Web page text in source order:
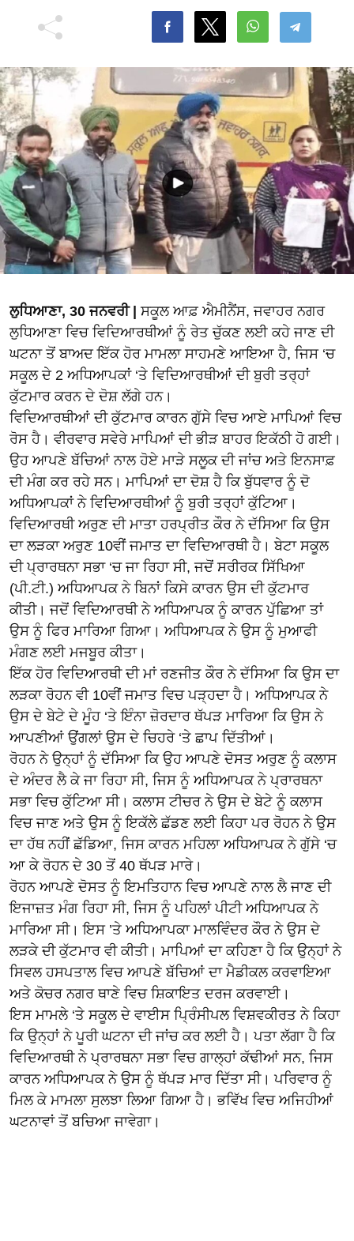
ਲੁਧਿਆਣਾ, 30 ਜਨਵਰੀ | ਸਕੂਲ ਆਫ਼ ਐਮੀਨੈਂਸ, ਜਵਾਹਰ ਨਗਰ
ਲੁਧਿਆਣਾ ਵਿਚ ਵਿਦਿਆਰਥੀਆਂ ਨੂੰ ਰੇਤ ਚੁੱਕਣ ਲਈ ਕਹੇ ਜਾਣ ਦੀ
ਘਟਨਾ ਤੋਂ ਬਾਅਦ ਇੱਕ ਹੋਰ ਮਾਮਲਾ ਸਾਹਮਣੇ ਆਇਆ ਹੈ, ਜਿਸ ‘ਚ
ਸਕੂਲ ਦੇ 2 ਅਧਿਆਪਕਾਂ ‘ਤੇ ਵਿਦਿਆਰਥੀਆਂ ਦੀ ਬੁਰੀ ਤਰ੍ਹਾਂ
ਕੁੱਟਮਾਰ ਕਰਨ ਦੇ ਦੋਸ਼ ਲੱਗੇ ਹਨ।
ਵਿਦਿਆਰਥੀਆਂ ਦੀ ਕੁੱਟਮਾਰ ਕਾਰਨ ਗੁੱਸੇ ਵਿਚ ਆਏ ਮਾਪਿਆਂ ਵਿਚ
ਰੋਸ ਹੈ। ਵੀਰਵਾਰ ਸਵੇਰੇ ਮਾਪਿਆਂ ਦੀ ਭੀੜ ਬਾਹਰ ਇਕੱਠੀ ਹੋ ਗਈ।
ਉਹ ਆਪਣੇ ਬੱਚਿਆਂ ਨਾਲ ਹੋਏ ਮਾੜੇ ਸਲੂਕ ਦੀ ਜਾਂਚ ਅਤੇ ਇਨਸਾਫ਼
ਦੀ ਮੰਗ ਕਰ ਰਹੇ ਸਨ। ਮਾਪਿਆਂ ਦਾ ਦੋਸ਼ ਹੈ ਕਿ ਬੁੱਧਵਾਰ ਨੂੰ ਦੋ
ਅਧਿਆਪਕਾਂ ਨੇ ਵਿਦਿਆਰਥੀਆਂ ਨੂੰ ਬੁਰੀ ਤਰ੍ਹਾਂ ਕੁੱਟਿਆ।
ਵਿਦਿਆਰਥੀ ਅਰੁਣ ਦੀ ਮਾਤਾ ਹਰਪ੍ਰੀਤ ਕੌਰ ਨੇ ਦੱਸਿਆ ਕਿ ਉਸ
ਦਾ ਲੜਕਾ ਅਰੁਣ 10ਵੀਂ ਜਮਾਤ ਦਾ ਵਿਦਿਆਰਥੀ ਹੈ। ਬੇਟਾ ਸਕੂਲ
ਦੀ ਪ੍ਰਾਰਥਨਾ ਸਭਾ ‘ਚ ਜਾ ਰਿਹਾ ਸੀ, ਜਦੋਂ ਸਰੀਰਕ ਸਿੱਖਿਆ
(ਪੀ.ਟੀ.) ਅਧਿਆਪਕ ਨੇ ਬਿਨਾਂ ਕਿਸੇ ਕਾਰਨ ਉਸ ਦੀ ਕੁੱਟਮਾਰ
ਕੀਤੀ। ਜਦੋਂ ਵਿਦਿਆਰਥੀ ਨੇ ਅਧਿਆਪਕ ਨੂੰ ਕਾਰਨ ਪੁੱਛਿਆ ਤਾਂ
ਉਸ ਨੂੰ ਫਿਰ ਮਾਰਿਆ ਗਿਆ। ਅਧਿਆਪਕ ਨੇ ਉਸ ਨੂੰ ਮੁਆਫੀ
ਮੰਗਣ ਲਈ ਮਜਬੂਰ ਕੀਤਾ।
ਇੱਕ ਹੋਰ ਵਿਦਿਆਰਥੀ ਦੀ ਮਾਂ ਰਣਜੀਤ ਕੌਰ ਨੇ ਦੱਸਿਆ ਕਿ ਉਸ ਦਾ
ਲੜਕਾ ਰੋਹਨ ਵੀ 10ਵੀਂ ਜਮਾਤ ਵਿਚ ਪੜ੍ਹਦਾ ਹੈ। ਅਧਿਆਪਕ ਨੇ
ਉਸ ਦੇ ਬੇਟੇ ਦੇ ਮੂੰਹ ‘ਤੇ ਇੰਨਾ ਜ਼ੋਰਦਾਰ ਥੱਪੜ ਮਾਰਿਆ ਕਿ ਉਸ ਨੇ
ਆਪਣੀਆਂ ਉਂਗਲਾਂ ਉਸ ਦੇ ਚਿਹਰੇ ‘ਤੇ ਛਾਪ ਦਿੱਤੀਆਂ।
ਰੋਹਨ ਨੇ ਉਨ੍ਹਾਂ ਨੂੰ ਦੱਸਿਆ ਕਿ ਉਹ ਆਪਣੇ ਦੋਸਤ ਅਰੁਣ ਨੂੰ ਕਲਾਸ
ਦੇ ਅੰਦਰ ਲੈ ਕੇ ਜਾ ਰਿਹਾ ਸੀ, ਜਿਸ ਨੂੰ ਅਧਿਆਪਕ ਨੇ ਪ੍ਰਾਰਥਨਾ
ਸਭਾ ਵਿਚ ਕੁੱਟਿਆ ਸੀ। ਕਲਾਸ ਟੀਚਰ ਨੇ ਉਸ ਦੇ ਬੇਟੇ ਨੂੰ ਕਲਾਸ
ਵਿਚ ਜਾਣ ਅਤੇ ਉਸ ਨੂੰ ਇਕੱਲੇ ਛੱਡਣ ਲਈ ਕਿਹਾ ਪਰ ਰੋਹਨ ਨੇ ਉਸ
ਦਾ ਹੱਥ ਨਹੀਂ ਛੱਡਿਆ, ਜਿਸ ਕਾਰਨ ਮਹਿਲਾ ਅਧਿਆਪਕ ਨੇ ਗੁੱਸੇ ‘ਚ
ਆ ਕੇ ਰੋਹਨ ਦੇ 30 ਤੋਂ 40 ਥੱਪੜ ਮਾਰੇ।
ਰੋਹਨ ਆਪਣੇ ਦੋਸਤ ਨੂੰ ਇਮਤਿਹਾਨ ਵਿਚ ਆਪਣੇ ਨਾਲ ਲੈ ਜਾਣ ਦੀ
ਇਜਾਜ਼ਤ ਮੰਗ ਰਿਹਾ ਸੀ, ਜਿਸ ਨੂੰ ਪਹਿਲਾਂ ਪੀਟੀ ਅਧਿਆਪਕ ਨੇ
ਮਾਰਿਆ ਸੀ। ਇਸ ’ਤੇ ਅਧਿਆਪਕਾ ਮਾਲਵਿੰਦਰ ਕੌਰ ਨੇ ਉਸ ਦੇ
ਲੜਕੇ ਦੀ ਕੁੱਟਮਾਰ ਵੀ ਕੀਤੀ। ਮਾਪਿਆਂ ਦਾ ਕਹਿਣਾ ਹੈ ਕਿ ਉਨ੍ਹਾਂ ਨੇ
ਸਿਵਲ ਹਸਪਤਾਲ ਵਿਚ ਆਪਣੇ ਬੱਚਿਆਂ ਦਾ ਮੈਡੀਕਲ ਕਰਵਾਇਆ
ਅਤੇ ਕੋਚਰ ਨਗਰ ਥਾਣੇ ਵਿਚ ਸ਼ਿਕਾਇਤ ਦਰਜ ਕਰਵਾਈ।
ਇਸ ਮਾਮਲੇ ‘ਤੇ ਸਕੂਲ ਦੇ ਵਾਈਸ ਪ੍ਰਿੰਸੀਪਲ ਵਿਸ਼ਵਕੀਰਤ ਨੇ ਕਿਹਾ
ਕਿ ਉਨ੍ਹਾਂ ਨੇ ਪੂਰੀ ਘਟਨਾ ਦੀ ਜਾਂਚ ਕਰ ਲਈ ਹੈ। ਪਤਾ ਲੱਗਾ ਹੈ ਕਿ
ਵਿਦਿਆਰਥੀ ਨੇ ਪ੍ਰਾਰਥਨਾ ਸਭਾ ਵਿਚ ਗਾਲ੍ਹਾਂ ਕੱਢੀਆਂ ਸਨ, ਜਿਸ
ਕਾਰਨ ਅਧਿਆਪਕ ਨੇ ਉਸ ਨੂੰ ਥੱਪੜ ਮਾਰ ਦਿੱਤਾ ਸੀ। ਪਰਿਵਾਰ ਨੂੰ
ਮਿਲ ਕੇ ਮਾਮਲਾ ਸੁਲਝਾ ਲਿਆ ਗਿਆ ਹੈ। ਭਵਿੱਖ ਵਿਚ ਅਜਿਹੀਆਂ
ਘਟਨਾਵਾਂ ਤੋਂ ਬਚਿਆ ਜਾਵੇਗਾ।